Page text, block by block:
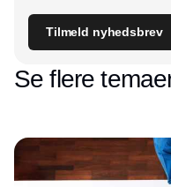
Tilmeld nyhedsbrev
Se flere